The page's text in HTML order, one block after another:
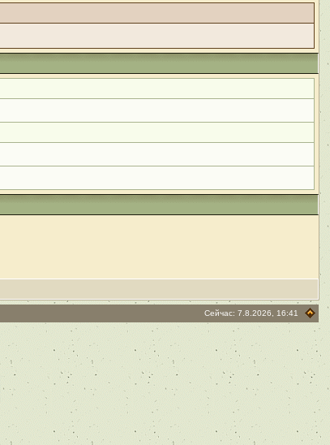
Сейчас: 7.8.2026, 16:41